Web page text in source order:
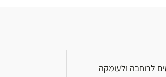
לרוחבה ולעומקה